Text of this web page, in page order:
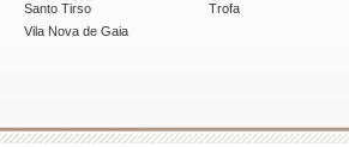
Santo Tirso
Trofa
Vila Nova de Gaia